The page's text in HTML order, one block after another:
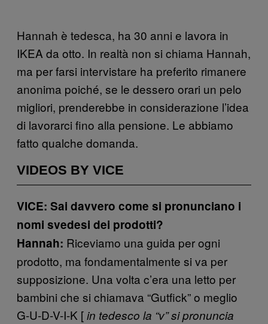
Hannah è tedesca, ha 30 anni e lavora in
IKEA da otto. In realtà non si chiama Hannah,
ma per farsi intervistare ha preferito rimanere
anonima poiché, se le dessero orari un pelo
migliori, prenderebbe in considerazione l’idea
di lavorarci fino alla pensione. Le abbiamo
fatto qualche domanda.
VIDEOS BY VICE
VICE: Sai davvero come si pronunciano i
nomi svedesi dei prodotti?
Hannah: Riceviamo una guida per ogni
prodotto, ma fondamentalmente si va per
supposizione. Una volta c’era una letto per
bambini che si chiamava “Gutfick” o meglio
G-U-D-V-I-K [in tedesco la “v” si pronuncia